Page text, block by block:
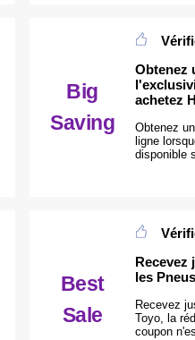
Big
Saving
Obtenez
achetez
Obtenez
ligne
disponible
Best
Sale
Recevez
les
Recevez
Toyo, la
coupon